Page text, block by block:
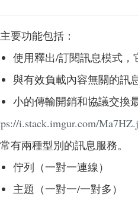
要功能包括：
使用釋出/訂閱訊息模式，
與有效負載內容無關的訊
小的傳輸開銷和協議交換
i.stack.imgur.com/
有兩種型別的訊息服務。
佇列（一對一連線）
主題（一對一/一對多）